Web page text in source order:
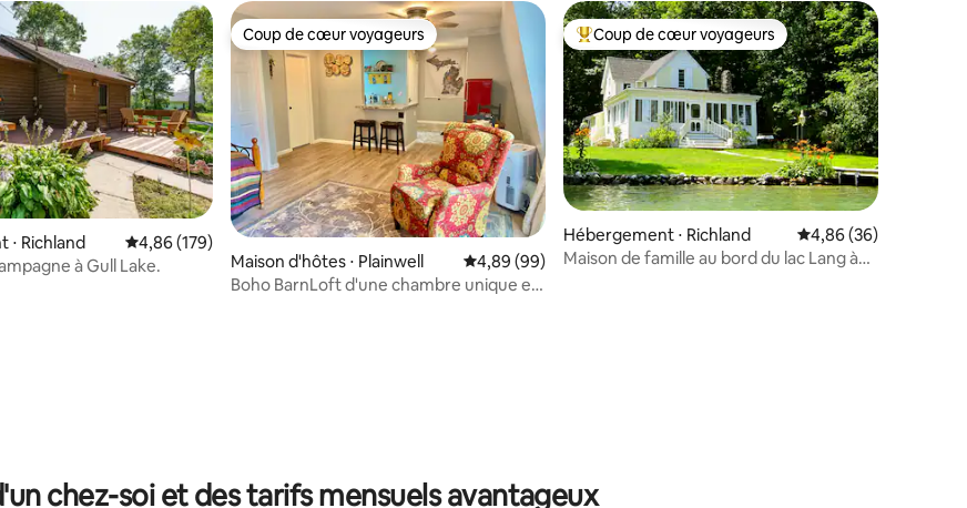
de 41 commentaires : 4,95 sur 5
⋅ Richland Évaluation moyenne sur la base de 179 commentaires : 4,86 sur 5
4,86 (179)
à Gull Lake.
Coup de cœur voyageurs
Coup de cœur voyageurs
Maison d'hôtes ⋅ Plainwell Évaluation moyenne sur la base de 99 commentaires : 4,89 sur 5
4,89 (99)
Boho BarnLoft d'une chambre unique et
Coups de cœur voyageurs les plus appréciés
Coup de cœur voyageurs
Hébergement ⋅ Richland Évaluation moyenne
4,86 (36)
Maison de famille au bord du lac Lang à
chez-soi et des tarifs mensuels avantageux